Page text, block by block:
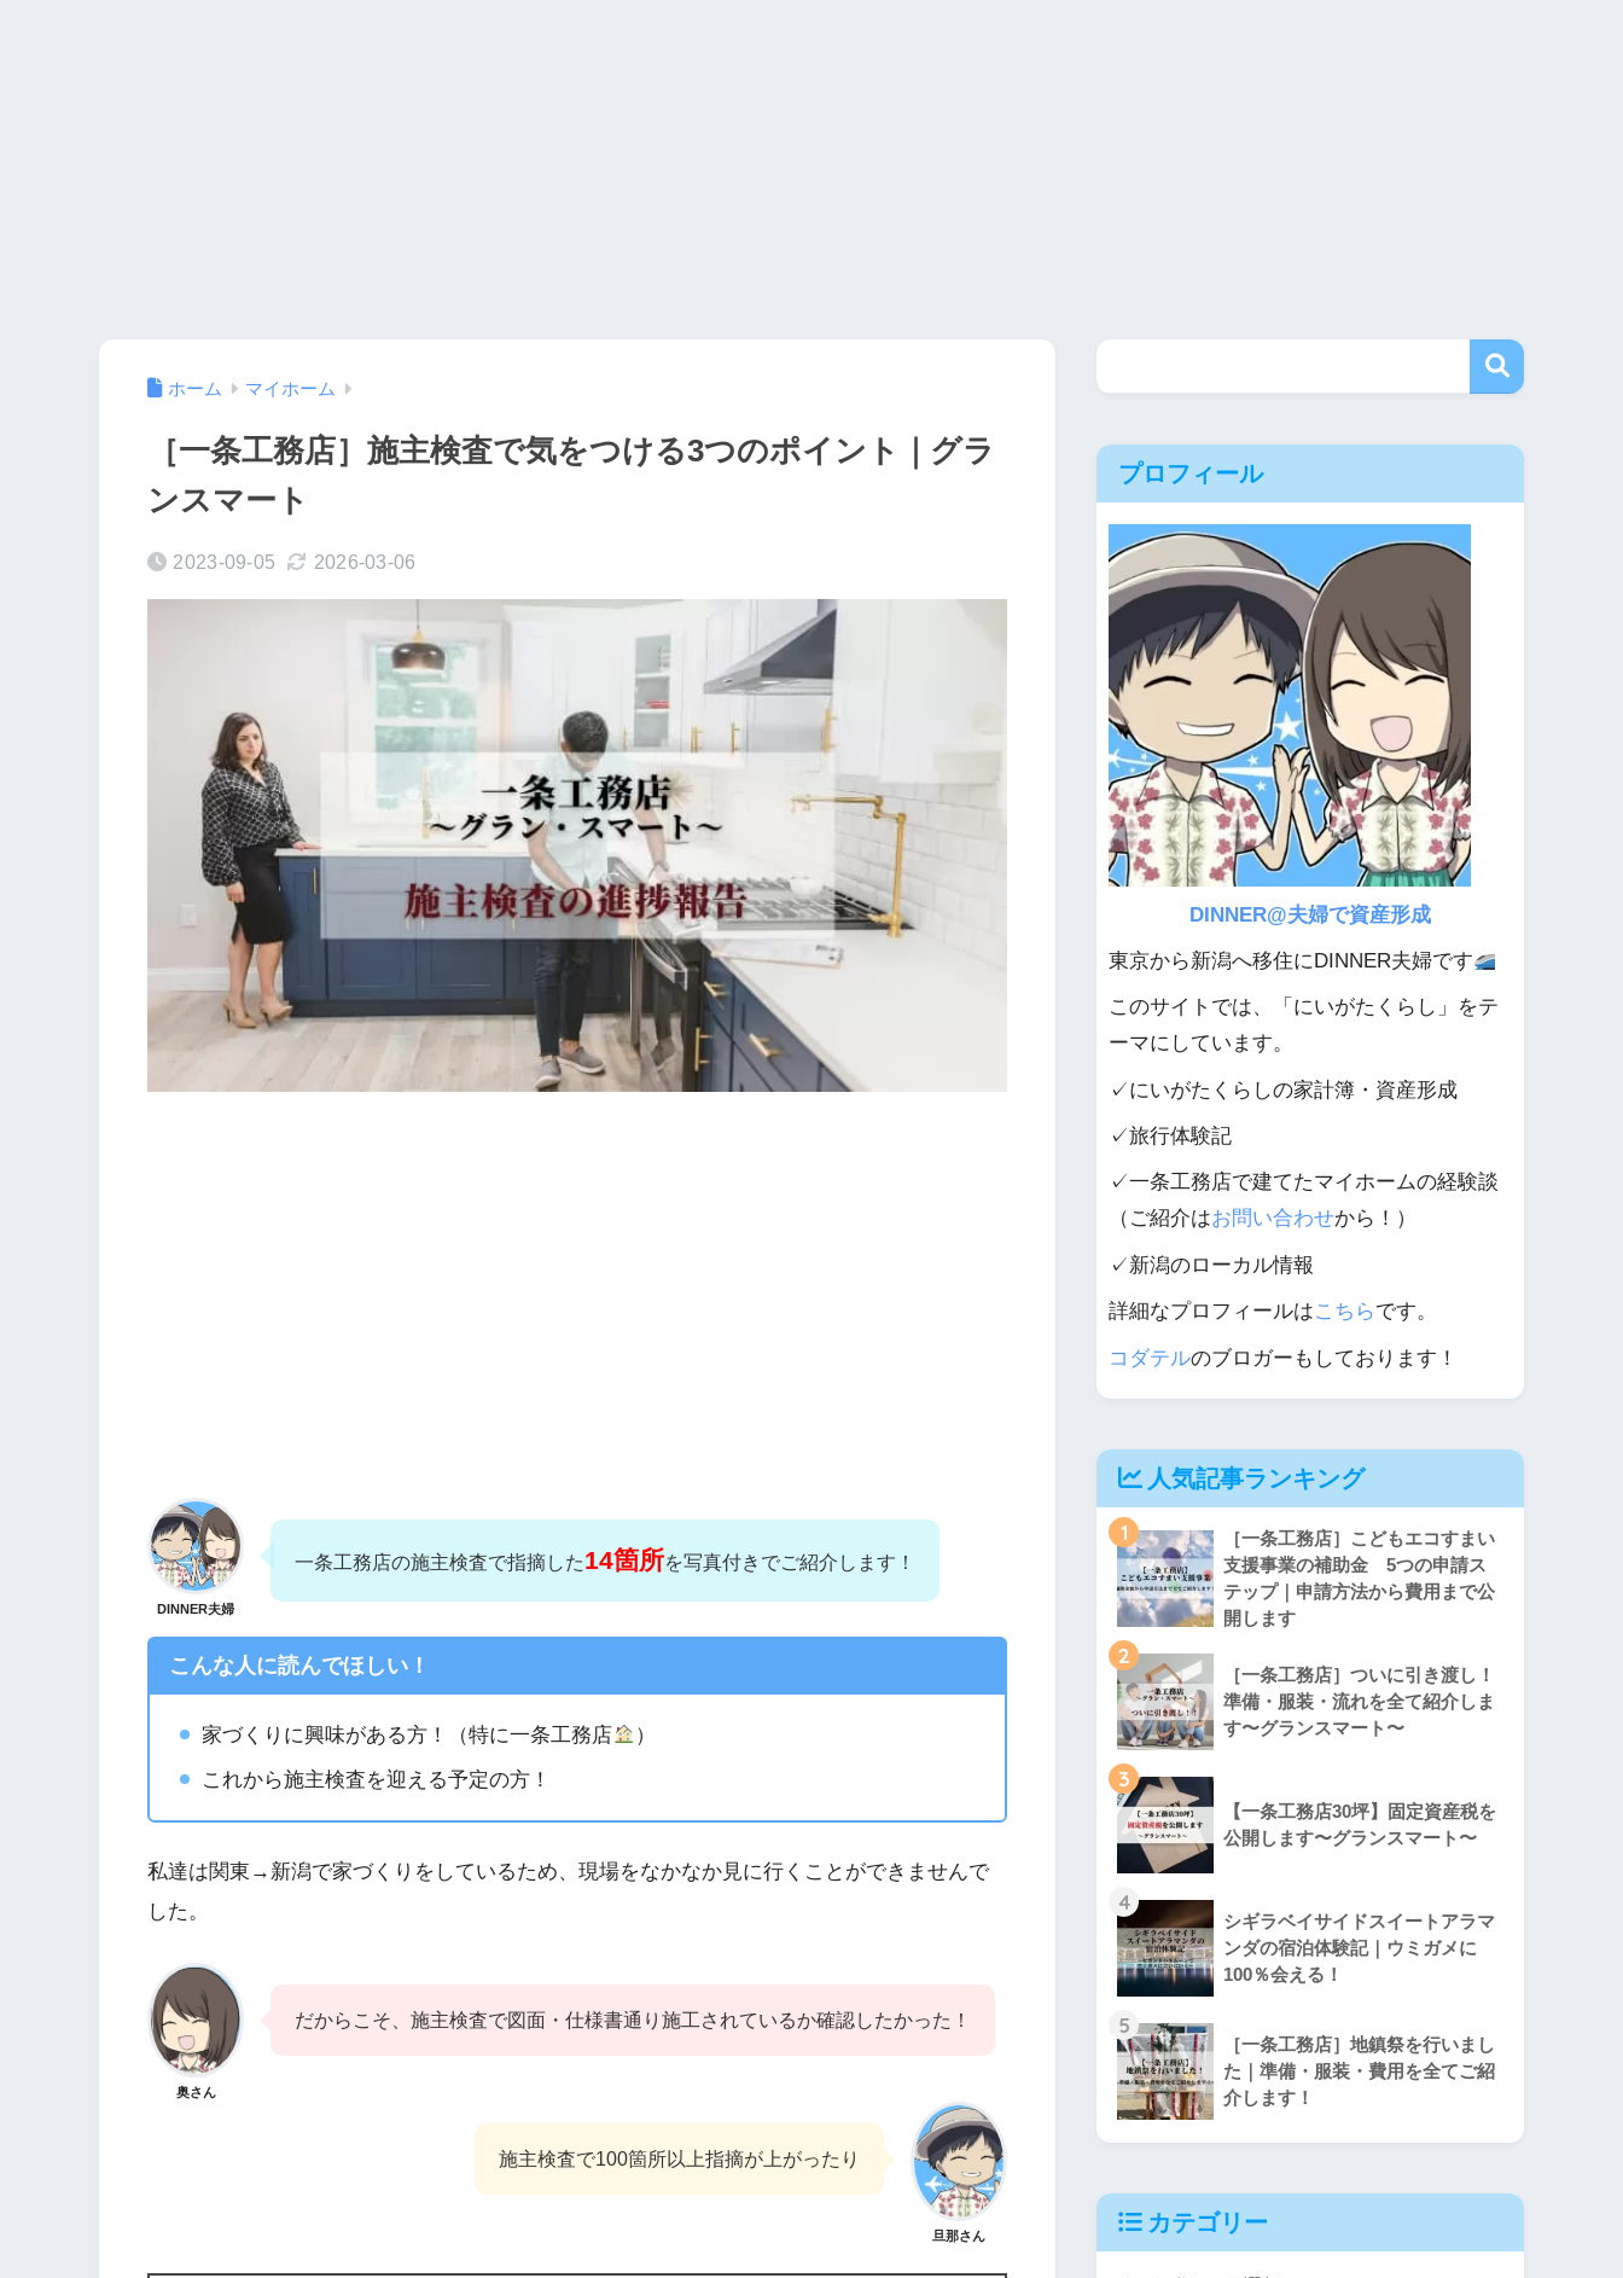
ホーム マイホーム
［一条工務店］施主検査で気をつける3つのポイント｜グラ
ンスマート
2023-09-05 2026-03-06
DINNER夫婦
一条工務店の施主検査で指摘した14箇所を写真付きでご紹介します！
こんな人に読んでほしい！
家づくりに興味がある方！（特に一条工務店
）
これから施主検査を迎える予定の方！
私達は関東→新潟で家づくりをしているため、現場をなかなか見に行くことができませんで
した。
奥さん
だからこそ、施主検査で図面・仕様書通り施工されているか確認したかった！
旦那さん
施主検査で100箇所以上指摘が上がったり
プロフィール
DINNER@夫婦で資産形成
東京から新潟へ移住にDINNER夫婦です
このサイトでは、「にいがたくらし」をテ
ーマにしています。
✓にいがたくらしの家計簿・資産形成
✓旅行体験記
✓一条工務店で建てたマイホームの経験談
（ご紹介はお問い合わせから！）
✓新潟のローカル情報
詳細なプロフィールはこちらです。
コダテルのブロガーもしております！
人気記事ランキング
1
［一条工務店］こどもエコすまい
支援事業の補助金 5つの申請ス
テップ｜申請方法から費用まで公
開します
2
［一条工務店］ついに引き渡し！
準備・服装・流れを全て紹介しま
す〜グランスマート〜
3
【一条工務店30坪】固定資産税を
公開します〜グランスマート〜
4
シギラベイサイドスイートアラマ
ンダの宿泊体験記｜ウミガメに
100％会える！
5
［一条工務店］地鎮祭を行いまし
た｜準備・服装・費用を全てご紹
介します！
カテゴリー